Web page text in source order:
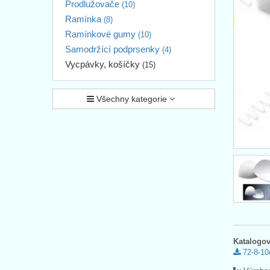
Prodlužovače (10)
Ramínka (8)
Ramínkové gumy (10)
Samodržící podprsenky (4)
Vycpávky, košíčky (15)
Všechny kategorie
72-8-